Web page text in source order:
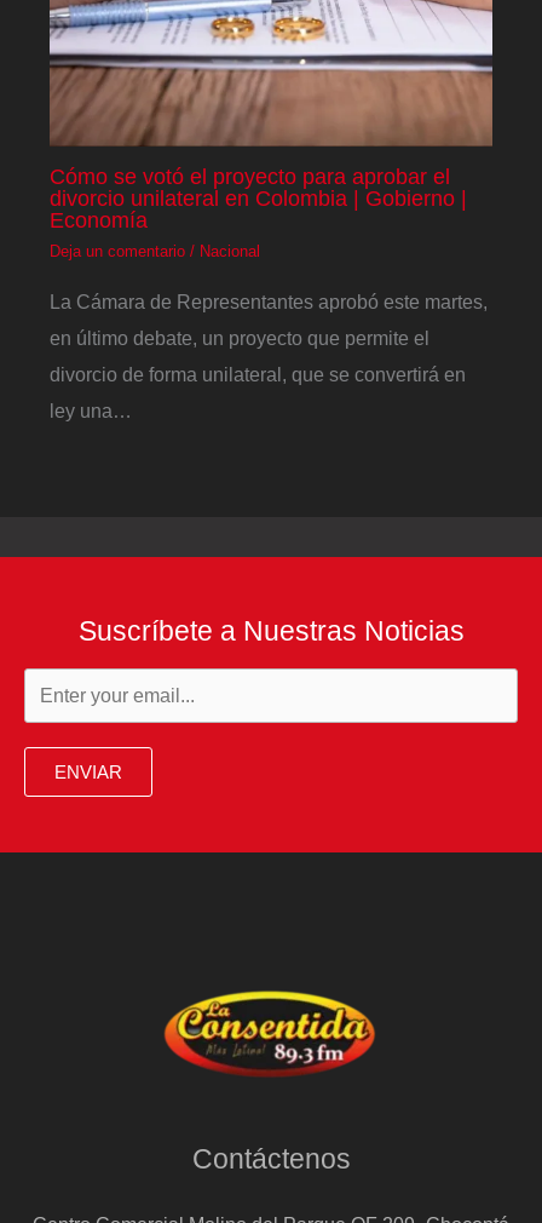
Cómo se votó el proyecto para aprobar el
divorcio unilateral en Colombia | Gobierno |
Economía
Deja un comentario / Nacional
La Cámara de Representantes aprobó este martes,
en último debate, un proyecto que permite el
divorcio de forma unilateral, que se convertirá en
ley una…
Suscríbete a Nuestras Noticias
ENVIAR
Contáctenos